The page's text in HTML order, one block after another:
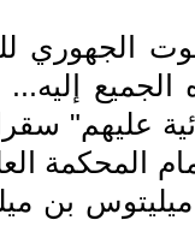
الجهوري
الجميع
عليهم"
المحكمة
بن